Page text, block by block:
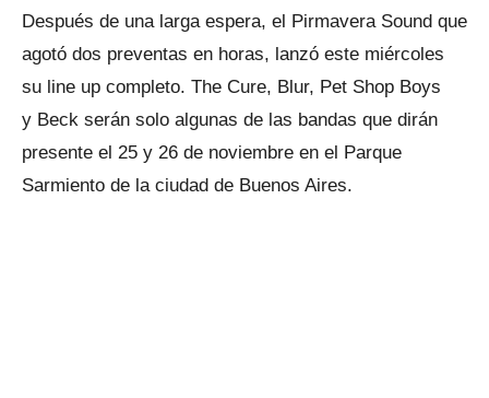
Después de una larga espera, el Pirmavera Sound que
agotó dos preventas en horas, lanzó este miércoles
su line up completo. The Cure, Blur, Pet Shop Boys
y Beck serán solo algunas de las bandas que dirán
presente el 25 y 26 de noviembre en el Parque
Sarmiento de la ciudad de Buenos Aires.